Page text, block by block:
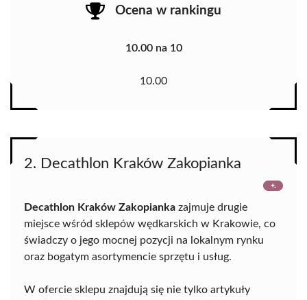
Ocena w rankingu
10.00 na 10
10.00
2. Decathlon Kraków Zakopianka
Decathlon Kraków Zakopianka zajmuje drugie
miejsce wśród sklepów wędkarskich w Krakowie, co
świadczy o jego mocnej pozycji na lokalnym rynku
oraz bogatym asortymencie sprzętu i usług.
W ofercie sklepu znajdują się nie tylko artykuły